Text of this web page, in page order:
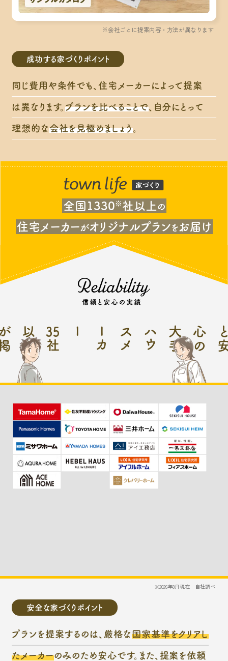
※会社ごとに提案内容・方法が異なります
成功する家づくりポイント
同じ費用や条件でも、住宅メーカーによって提案
は異なります。プランを比べることで、自分にとって
理想的な会社を見極めましょう。
全国1330※社以上 の
住宅メーカーがオリジナルプラン を お届け
心
の
大手
ハ
ウ
ス
メ
ー
カ
ー
35
社
以 上
が 掲
※2026年8月現在 自社調べ
安全な家づくりポイント
プランを提案するのは、厳格な国家基準をクリアし
たメーカーのみのため安心です。また、提案を依頼